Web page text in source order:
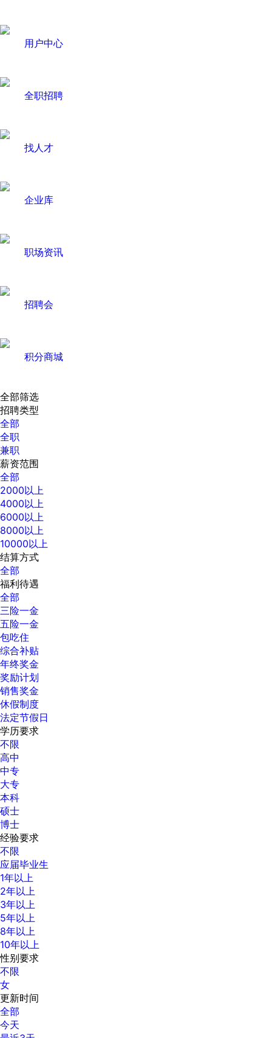
用户中心
全职招聘
找人才
企业库
职场资讯
招聘会
积分商城
全部筛选
招聘类型
全部
全职
兼职
薪资范围
全部
2000以上
4000以上
6000以上
8000以上
10000以上
结算方式
全部
福利待遇
全部
三险一金
五险一金
包吃住
综合补贴
年终奖金
奖励计划
销售奖金
休假制度
法定节假日
学历要求
不限
高中
中专
大专
本科
硕士
博士
经验要求
不限
应届毕业生
1年以上
2年以上
3年以上
5年以上
8年以上
10年以上
性别要求
不限
女
更新时间
全部
今天